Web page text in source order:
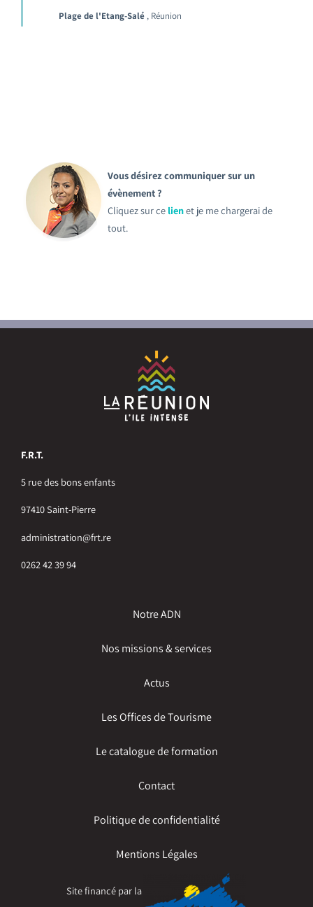
Plage de l'Etang-Salé , Réunion
Vous désirez communiquer sur un
évènement ?
Cliquez sur ce lienet je me chargerai de
tout.
F.R.T.
5 rue des bons enfants
97410 Saint-Pierre
administration@frt.re
0262 42 39 94
Notre ADN
Nos missions & services
Actus
Les Offices de Tourisme
Le catalogue de formation
Contact
Politique de confidentialité
Mentions Légales
Site financé par la